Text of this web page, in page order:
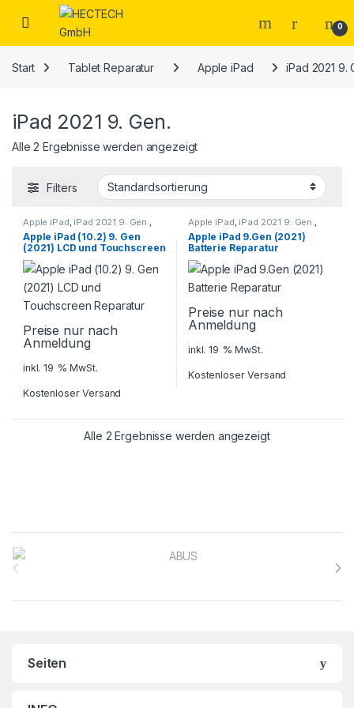
Open 0
Start Tablet Reparatur Apple iPad iPad 2021 9.
iPad 2021 9. Gen.
Alle 2 Ergebnisse werden angezeigt
Filters
Apple iPad, iPad 2021 9. Gen.,
Tablet Reparatur
Apple iPad (10.2) 9. Gen
(2021) LCD und Touchscreen
Reparatur
Preise nur nach
Anmeldung
inkl. 19 % MwSt.
Kostenloser Versand
Apple iPad, iPad 2021 9. Gen.,
Tablet Reparatur
Apple iPad 9.Gen (2021)
Batterie Reparatur
Preise nur nach
Anmeldung
inkl. 19 % MwSt.
Kostenloser Versand
Alle 2 Ergebnisse werden angezeigt
Brands Carousel
Seiten